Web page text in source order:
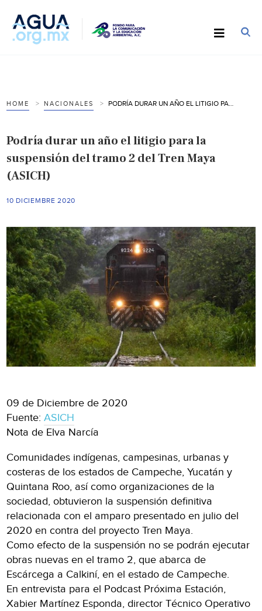
HOME NACIONALES
Podría durar un año el litigio para la
suspensión del tramo 2 del Tren Maya
(ASICH)
10 DICIEMBRE 2020
09 de Diciembre de 2020
Fuente:ASICH
Nota de Elva Narcía
Comunidades indígenas, campesinas, urbanas y
costeras de los estados de Campeche, Yucatán y
Quintana Roo, así como organizaciones de la
sociedad, obtuvieron la suspensión definitiva
relacionada con el amparo presentado en julio del
2020 en contra del proyecto Tren Maya.
Como efecto de la suspensión no se podrán ejecutar
obras nuevas en el tramo 2, que abarca de
Escárcega a Calkiní, en el estado de Campeche.
En entrevista para el Podcast Próxima Estación,
Xabier Martínez Esponda, director Técnico Operativo